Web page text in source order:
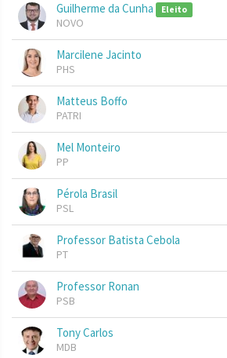
Guilherme da Cunha Eleito
NOVO
Marcilene Jacinto
PHS
Matteus Boffo
PATRI
Mel Monteiro
PP
Pérola Brasil
PSL
Professor Batista Cebola
PT
Professor Ronan
PSB
Tony Carlos
MDB